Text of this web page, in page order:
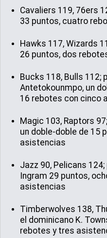
Cavaliers 119, 76ers
33 puntos, cuatro
Hawks 117, Wizards
26 puntos, dos
Bucks 118, Bulls 112;
Antetokounmpo, un
16 rebotes con cinco
Magic 103, Raptors
un doble-doble de 15
asistencias
Jazz 90, Pelicans 124;
Ingram 29 puntos,
asistencias
Timberwolves 138,
el dominicano K.
rebotes y tres